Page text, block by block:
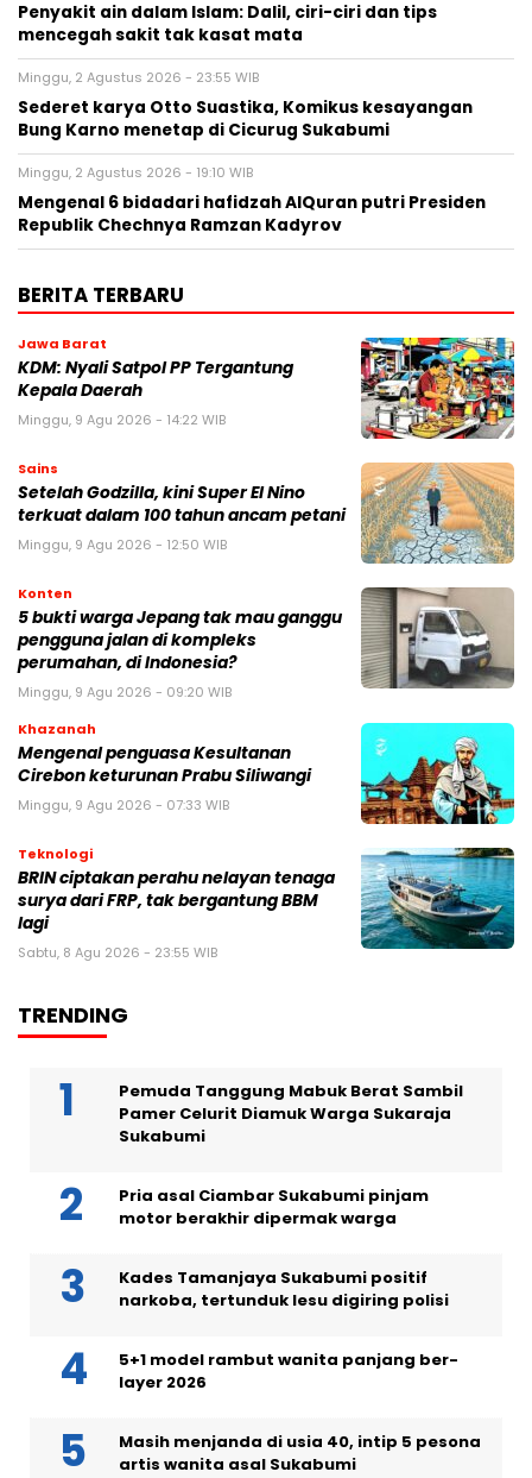
Penyakit ain dalam Islam: Dalil, ciri-ciri dan tips
mencegah sakit tak kasat mata
Minggu, 2 Agustus 2026 - 23:55 WIB
Sederet karya Otto Suastika, Komikus kesayangan
Bung Karno menetap di Cicurug Sukabumi
Minggu, 2 Agustus 2026 - 19:10 WIB
Mengenal 6 bidadari hafidzah AlQuran putri Presiden
Republik Chechnya Ramzan Kadyrov
BERITA TERBARU
Jawa Barat
KDM: Nyali Satpol PP Tergantung
Kepala Daerah
Minggu, 9 Agu 2026 - 14:22 WIB
Sains
Setelah Godzilla, kini Super El Nino
terkuat dalam 100 tahun ancam petani
Minggu, 9 Agu 2026 - 12:50 WIB
Konten
5 bukti warga Jepang tak mau ganggu
pengguna jalan di kompleks
perumahan, di Indonesia?
Minggu, 9 Agu 2026 - 09:20 WIB
Khazanah
Mengenal penguasa Kesultanan
Cirebon keturunan Prabu Siliwangi
Minggu, 9 Agu 2026 - 07:33 WIB
Teknologi
BRIN ciptakan perahu nelayan tenaga
surya dari FRP, tak bergantung BBM
lagi
Sabtu, 8 Agu 2026 - 23:55 WIB
TRENDING
Pemuda Tanggung Mabuk Berat Sambil
Pamer Celurit Diamuk Warga Sukaraja
Sukabumi
Pria asal Ciambar Sukabumi pinjam
motor berakhir dipermak warga
Kades Tamanjaya Sukabumi positif
narkoba, tertunduk lesu digiring polisi
5+1 model rambut wanita panjang ber-
layer 2026
Masih menjanda di usia 40, intip 5 pesona
artis wanita asal Sukabumi